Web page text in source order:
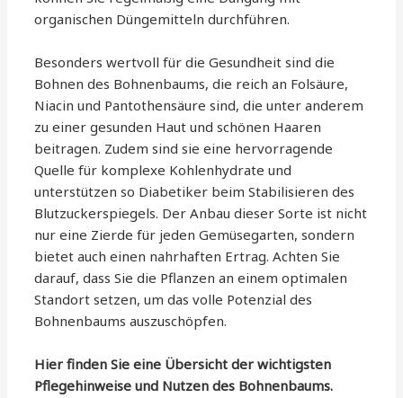
organischen Düngemitteln durchführen.
Besonders wertvoll für die Gesundheit sind die
Bohnen des Bohnenbaums, die reich an Folsäure,
Niacin und Pantothensäure sind, die unter anderem
zu einer gesunden Haut und schönen Haaren
beitragen. Zudem sind sie eine hervorragende
Quelle für komplexe Kohlenhydrate und
unterstützen so Diabetiker beim Stabilisieren des
Blutzuckerspiegels. Der Anbau dieser Sorte ist nicht
nur eine Zierde für jeden Gemüsegarten, sondern
bietet auch einen nahrhaften Ertrag. Achten Sie
darauf, dass Sie die Pflanzen an einem optimalen
Standort setzen, um das volle Potenzial des
Bohnenbaums auszuschöpfen.
Hier finden Sie eine Übersicht der wichtigsten
Pflegehinweise und Nutzen des Bohnenbaums.